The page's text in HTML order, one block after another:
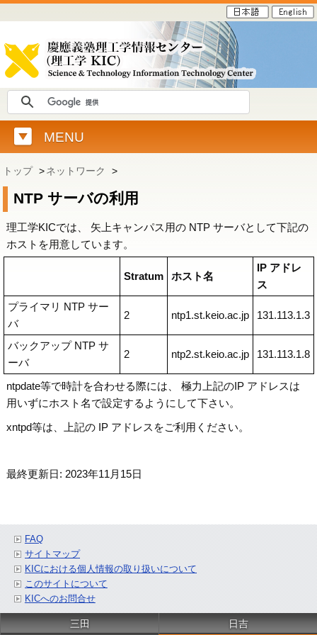
MENU
トップ >ネットワーク >
NTP サーバの利用
理工学KICでは、 矢上キャンパス用の NTP サーバとして下記の
ホストを用意しています。
Stratum ホスト名
IP アドレ
ス
プライマリ NTP サー
バ
2 ntp1.st.keio.ac.jp 131.113.1.3
バックアップ NTP サ
ーバ
2 ntp2.st.keio.ac.jp 131.113.1.8
ntpdate等で時計を合わせる際には、 極力上記のIP アドレスは
用いずにホスト名で設定するようにして下さい。
xntpd等は、上記の IP アドレスをご利用ください。
最終更新日: 2023年11月15日
FAQ
サイトマップ
KICにおける個人情報の取り扱いについて
このサイトについて
KICへのお問合せ
三田 日吉